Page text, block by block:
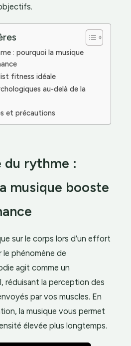
: pourquoi la musique
fitness idéale
au-delà de la
et précautions
du rythme :
musique booste
sur le corps lors d’un effort
le phénomène de
agit comme un
réduisant la perception des
par vos muscles. En
la musique vous permet
élevée plus longtemps.